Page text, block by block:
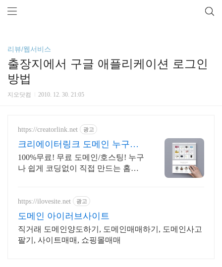
리뷰/웹서비스
출장지에서 구글 애플리케이션 로그인
방법
지오닷컴 2010. 12. 30. 21:05
https://creatorlink.net 광고
크리에이터링크 도메인 누구나
만드는 홈페이지
100%무료! 무료 도메인/호스팅! 누구
나 쉽게 코딩없이 직접 만드는 홈페
에이터링크에서.
https://ilovesite.net 광고
도메인 아이러브사이트
직거래 도메인양도하기, 도메인매매하기, 도메인사고
팔기, 사이트매매, 쇼핑몰매매